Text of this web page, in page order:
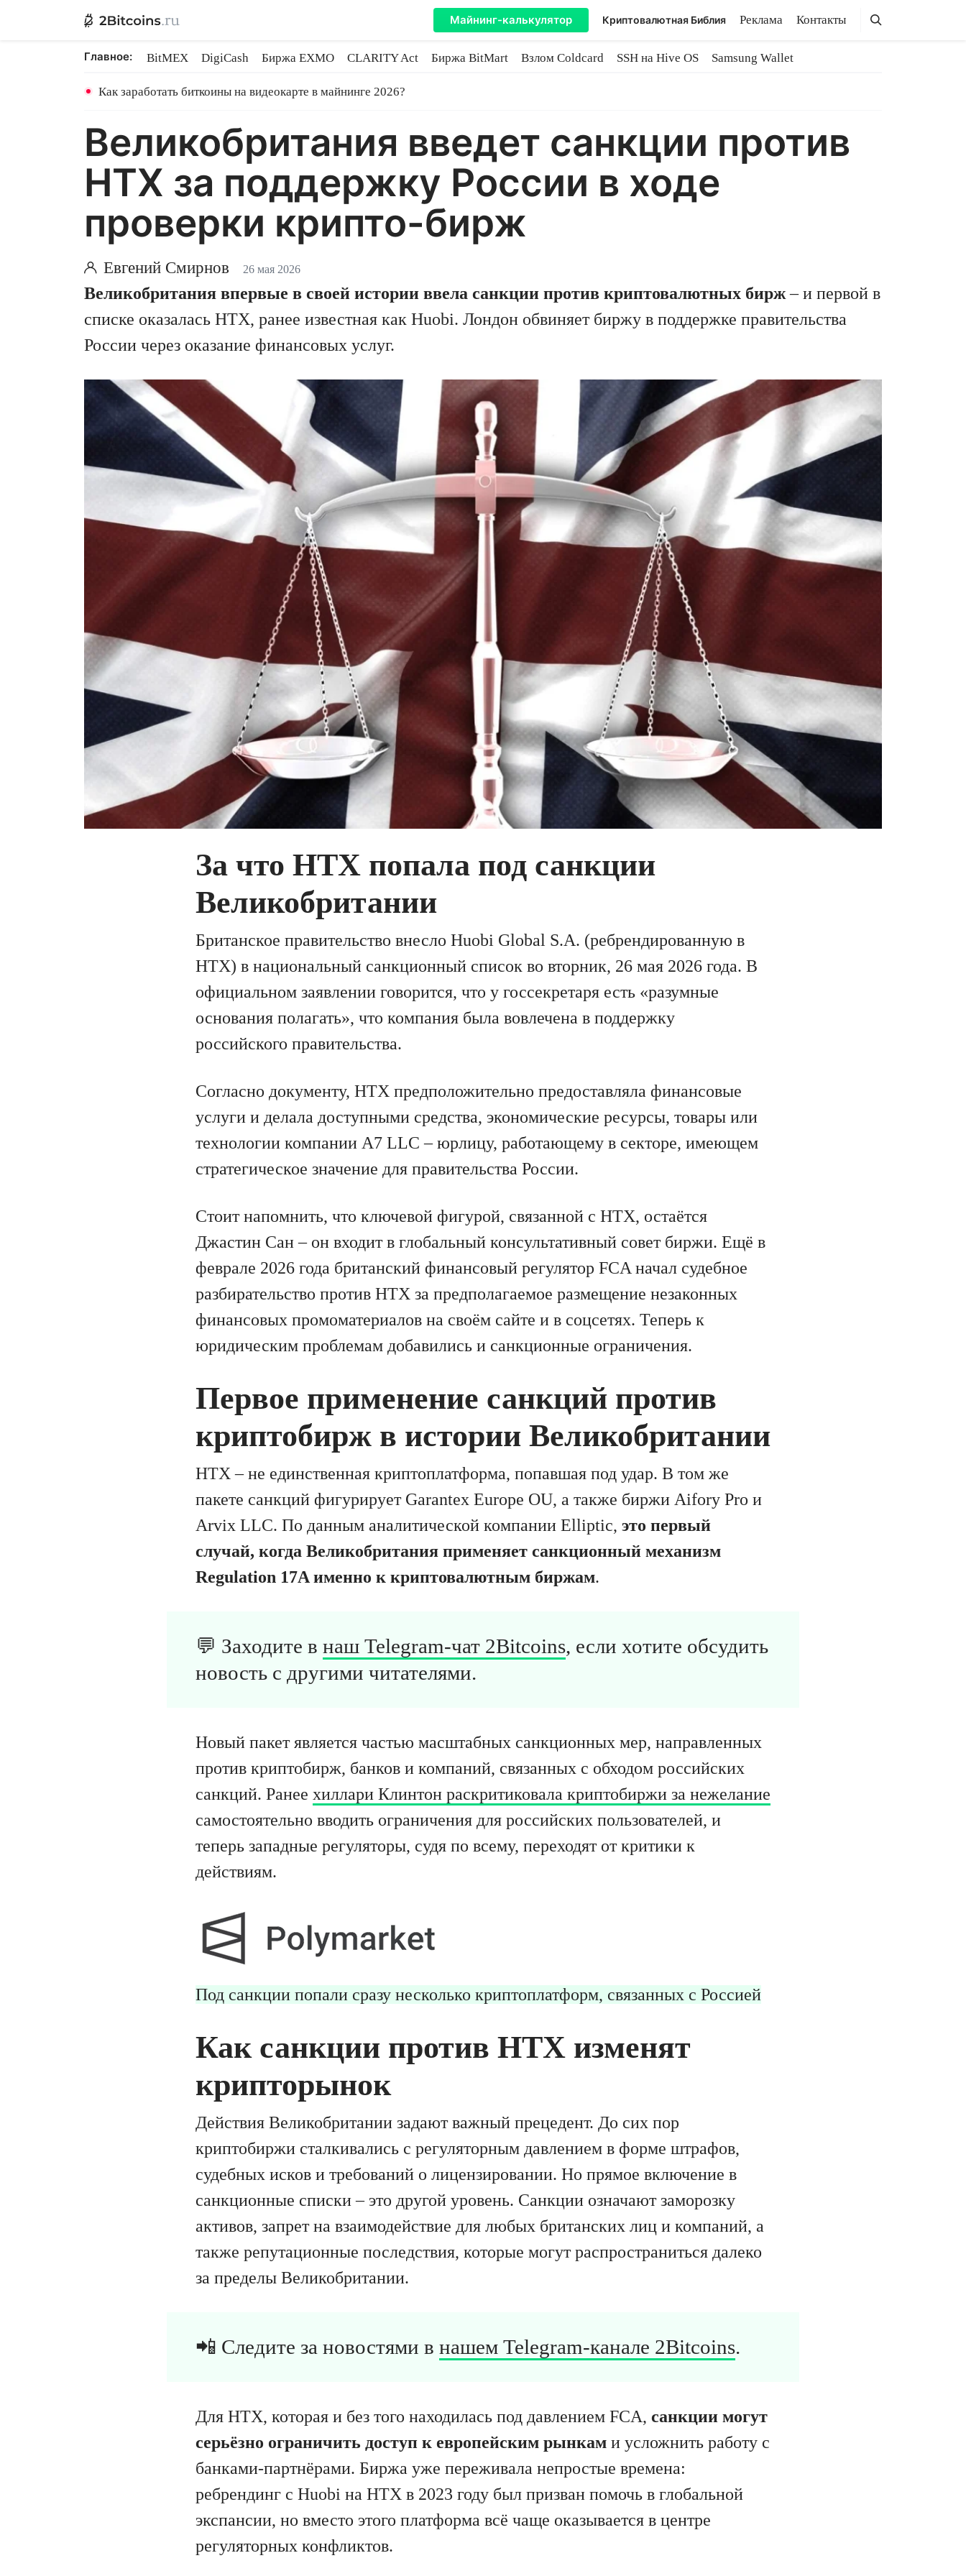
Майнинг-калькулятор Криптовалютная Библия Реклама Контакты Поиск
Поиск
Главное: BitMEX DigiCash Биржа EXMO CLARITY Act Биржа BitMart Взлом Coldcard SSH на Hive OS
Samsung Wallet
Как заработать биткоины на видеокарте в майнинге 2026?
Великобритания введет санкции против
HTX за поддержку России в ходе
проверки крипто-бирж
Евгений Смирнов 26 мая 2026
Великобритания впервые в своей истории ввела санкции против криптовалютных бирж– и первой в
списке оказалась HTX, ранее известная как Huobi. Лондон обвиняет биржу в поддержке правительства
России через оказание финансовых услуг.
За что HTX попала под санкции
Великобритании
Британское правительство внесло Huobi Global S.A. (ребрендированную в
HTX) в национальный санкционный список во вторник, 26 мая 2026 года. В
официальном заявлении говорится, что у госсекретаря есть «разумные
основания полагать», что компания была вовлечена в поддержку
российского правительства.
Согласно документу, HTX предположительно предоставляла финансовые
услуги и делала доступными средства, экономические ресурсы, товары или
технологии компании A7 LLC – юрлицу, работающему в секторе, имеющем
стратегическое значение для правительства России.
Стоит напомнить, что ключевой фигурой, связанной с HTX, остаётся
Джастин Сан – он входит в глобальный консультативный совет биржи. Ещё в
феврале 2026 года британский финансовый регулятор FCA начал судебное
разбирательство против HTX за предполагаемое размещение незаконных
финансовых промоматериалов на своём сайте и в соцсетях. Теперь к
юридическим проблемам добавились и санкционные ограничения.
Первое применение санкций против
криптобирж в истории Великобритании
HTX – не единственная криптоплатформа, попавшая под удар. В том же
пакете санкций фигурирует Garantex Europe OU, а также биржи Aifory Pro и
Arvix LLC. По данным аналитической компании Elliptic, это первый
случай, когда Великобритания применяет санкционный механизм
Regulation 17A именно к криптовалютным биржам.
💬 Заходите в наш Telegram-чат 2Bitcoins, если хотите обсудить
новость с другими читателями.
Новый пакет является частью масштабных санкционных мер, направленных
против криптобирж, банков и компаний, связанных с обходом российских
санкций. Ранее хиллари Клинтон раскритиковала криптобиржи за нежелание
самостоятельно вводить ограничения для российских пользователей, и
теперь западные регуляторы, судя по всему, переходят от критики к
действиям.
Под санкции попали сразу несколько криптоплатформ, связанных с Россией
Как санкции против HTX изменят
крипторынок
Действия Великобритании задают важный прецедент. До сих пор
криптобиржи сталкивались с регуляторным давлением в форме штрафов,
судебных исков и требований о лицензировании. Но прямое включение в
санкционные списки – это другой уровень. Санкции означают заморозку
активов, запрет на взаимодействие для любых британских лиц и компаний, а
также репутационные последствия, которые могут распространиться далеко
за пределы Великобритании.
📲 Следите за новостями в нашем Telegram-канале 2Bitcoins.
Для HTX, которая и без того находилась под давлением FCA, санкции могут
серьёзно ограничить доступ к европейским рынкам и усложнить работу с
банками-партнёрами. Биржа уже переживала непростые времена:
ребрендинг с Huobi на HTX в 2023 году был призван помочь в глобальной
экспансии, но вместо этого платформа всё чаще оказывается в центре
регуляторных конфликтов.